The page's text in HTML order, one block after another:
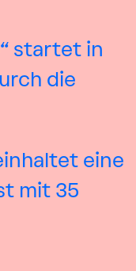
startet in
die
eine
mit 35